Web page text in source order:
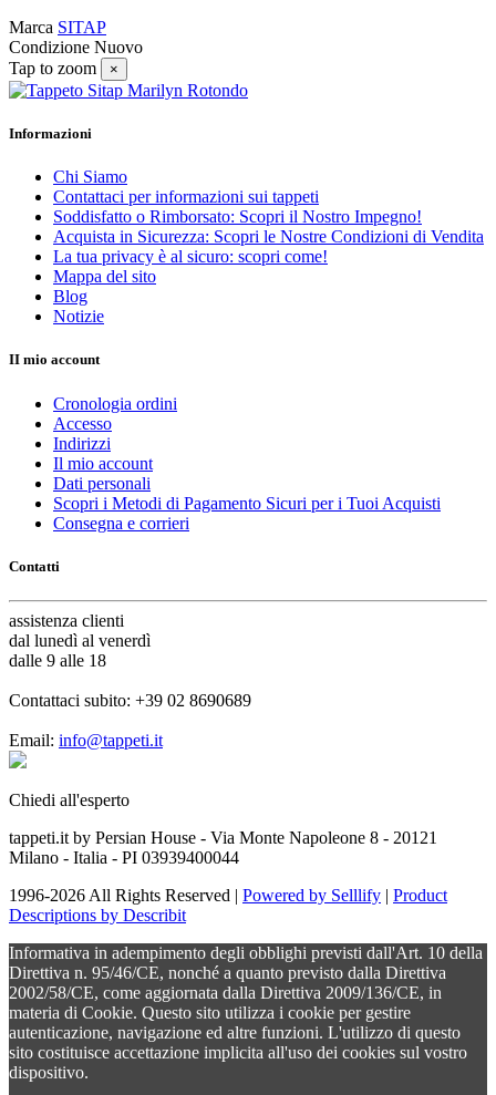
Marca SITAP
Condizione Nuovo
Tap to zoom
×
Informazioni
Chi Siamo
Contattaci per informazioni sui tappeti
Soddisfatto o Rimborsato: Scopri il Nostro Impegno!
Acquista in Sicurezza: Scopri le Nostre Condizioni di Vendita
La tua privacy è al sicuro: scopri come!
Mappa del sito
Blog
Notizie
II mio account
Cronologia ordini
Accesso
Indirizzi
Il mio account
Dati personali
Scopri i Metodi di Pagamento Sicuri per i Tuoi Acquisti
Consegna e corrieri
Contatti
assistenza clienti
dal lunedì al venerdì
dalle 9 alle 18
Contattaci subito: +39 02 8690689
Email: info@tappeti.it
Chiedi all'esperto
tappeti.it by Persian House - Via Monte Napoleone 8 - 20121
Milano - Italia - PI 03939400044
1996-2026 All Rights Reserved | Powered by Selllify | Product
Descriptions by Describit
Informativa in adempimento degli obblighi previsti dall'Art. 10 della
Direttiva n. 95/46/CE, nonché a quanto previsto dalla Direttiva
2002/58/CE, come aggiornata dalla Direttiva 2009/136/CE, in
materia di Cookie. Questo sito utilizza i cookie per gestire
autenticazione, navigazione ed altre funzioni. L'utilizzo di questo
sito costituisce accettazione implicita all'uso dei cookies sul vostro
dispositivo.